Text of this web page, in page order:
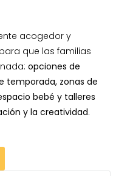
acogedor y
que las familias
opciones de
temporada, zonas de
bebé y talleres
y la creatividad.